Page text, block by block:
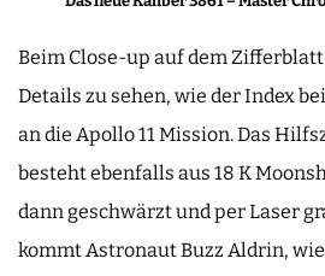
Beim Close-up auf dem
Details zu sehen, wie der Index
an die Apollo 11 Mission. Das
besteht ebenfalls aus 18 K
dann geschwärzt und per Laser
kommt Astronaut Buzz Aldrin,